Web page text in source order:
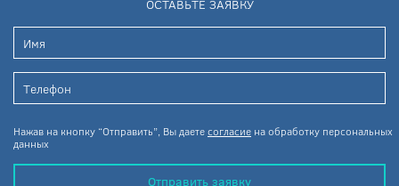
ОСТАВЬТЕ ЗАЯВКУ
Нажав на кнопку “Отправить”, Вы даетесогласие на обработку персональных
данных
Отправить заявку